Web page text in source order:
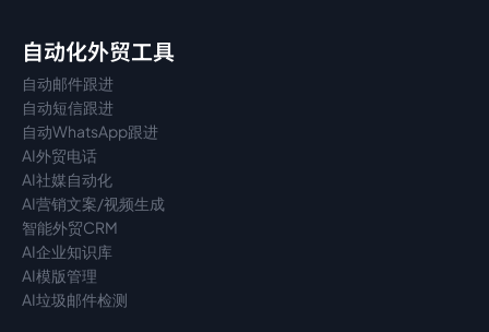
自动化外贸工具
自动邮件跟进
自动短信跟进
自动WhatsApp跟进
AI外贸电话
AI社媒自动化
AI营销文案/视频生成
智能外贸CRM
AI企业知识库
AI模版管理
AI垃圾邮件检测